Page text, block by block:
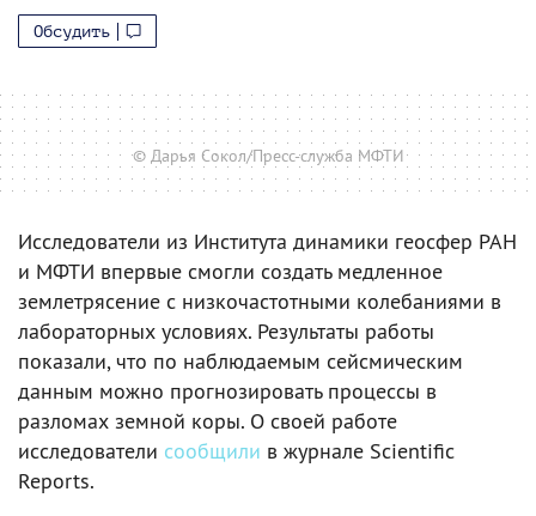
Обсудить
© Дарья Сокол/Пресс-служба МФТИ
Исследователи из Института динамики геосфер РАН
и МФТИ впервые смогли создать медленное
землетрясение с низкочастотными колебаниями в
лабораторных условиях. Результаты работы
показали, что по наблюдаемым сейсмическим
данным можно прогнозировать процессы в
разломах земной коры. О своей работе
исследователи сообщили в журнале Scientific
Reports.